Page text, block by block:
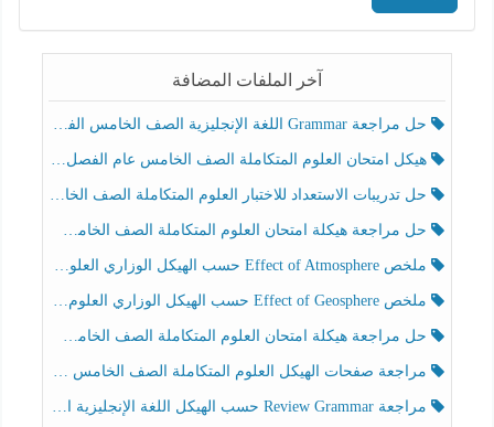
آخر الملفات المضافة
حل مراجعة Grammar اللغة الإنجليزية الصف الخامس الفصل الثالث
هيكل امتحان العلوم المتكاملة الصف الخامس عام الفصل الدراسي الثالث 2025-2026
حل تدريبات الاستعداد للاختبار العلوم المتكاملة الصف الخامس عام الفصل الثالث
حل مراجعة هيكلة امتحان العلوم المتكاملة الصف الخامس انسبير الفصل الثالث
ملخص Effect of Atmosphere حسب الهيكل الوزاري العلوم المتكاملة الصف الخامس انسبير الفصل الثالث
ملخص Effect of Geosphere حسب الهيكل الوزاري العلوم المتكاملة الصف الخامس انسبير الفصل الثالث
حل مراجعة هيكلة امتحان العلوم المتكاملة الصف الخامس عام الفصل الثالث
مراجعة صفحات الهيكل العلوم المتكاملة الصف الخامس انسبير الفصل الثالث
مراجعة Review Grammar حسب الهيكل اللغة الإنجليزية الصف الخامس الفصل الثالث